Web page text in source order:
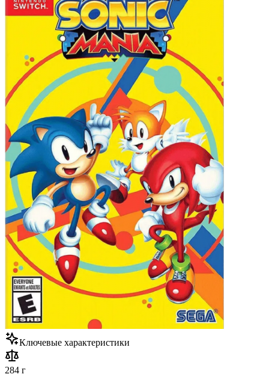
Ключевые характеристики
284 г